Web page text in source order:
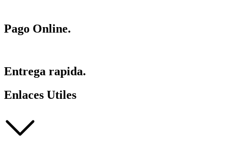
Pago Online.
Entrega rapida.
Enlaces Utiles